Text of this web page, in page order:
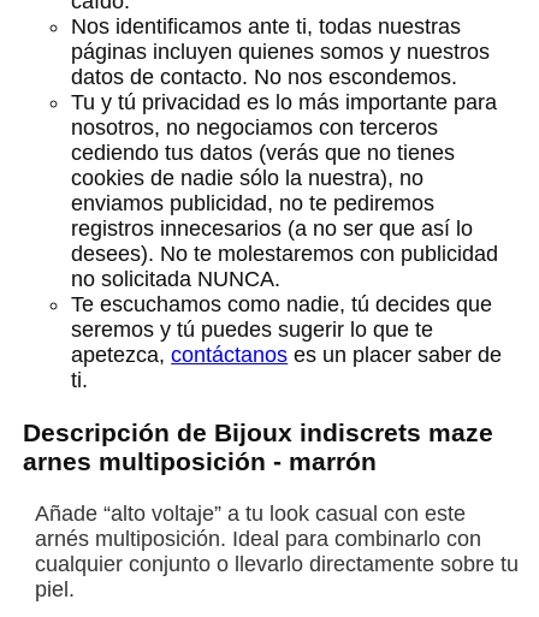
Nos identificamos ante ti, todas nuestras
páginas incluyen quienes somos y nuestros
datos de contacto. No nos escondemos.
Tu y tú privacidad es lo más importante para
nosotros, no negociamos con terceros
cediendo tus datos (verás que no tienes
cookies de nadie sólo la nuestra), no
enviamos publicidad, no te pediremos
registros innecesarios (a no ser que así lo
desees). No te molestaremos con publicidad
no solicitada NUNCA.
Te escuchamos como nadie, tú decides que
seremos y tú puedes sugerir lo que te
apetezca,contáctanos es un placer saber de
ti.
Descripción de Bijoux indiscrets maze
arnes multiposición - marrón
Añade “alto voltaje” a tu look casual con este
arnés multiposición. Ideal para combinarlo con
cualquier conjunto o llevarlo directamente sobre tu
piel.